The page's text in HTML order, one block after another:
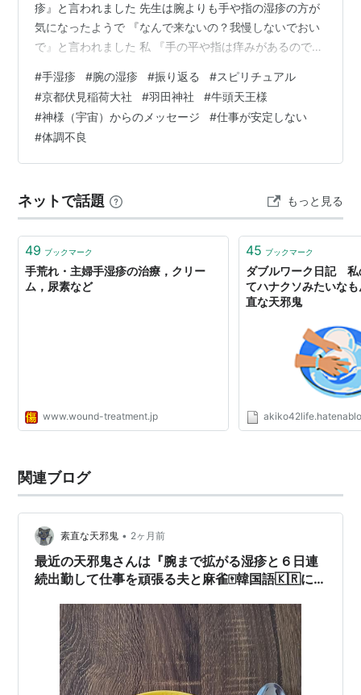
疹』と言われました 先生は腕よりも手や指の湿疹の方が
気になったようで 『なんで来ないの？我慢しないでおい
で』と言われました 私 『手の平や指は痒みがあるのです
私 『…そうなんですね 土曜日の朝より拡がってきてて…
これ、もっと拡がりますか？』 先生 『さあ〜こればかり
はわからない』 私 『原因って何ですかね？💦 去年から
手湿疹も治らなくて…💦』 先生 『手や腕は表に出てて、
よく使うからね〜 治りにくいんだよね 庭仕事とかした？
#手湿疹 #腕の湿疹 #振り返る #スピリチュアル
#京都伏見稲荷大社 #羽田神社 #牛頭天王様
#神様（宇宙）からのメッセージ #仕事が安定しない
#体調不良
ネットで話題 もっと見る
49 ブックマーク
手荒れ・主婦手湿疹の治療，クリー
ム，尿素など
www.wound-treatment.jp
45 ブックマーク
ダブルワーク日記
てハナクソみたいな
直な天邪鬼
関連ブログ
素直な天邪鬼 • 2ヶ月前
最近の天邪鬼さんは『腕まで拡がる湿疹と６日連
続出勤して仕事を頑張る夫と麻雀🀄️韓国語🇰🇷に